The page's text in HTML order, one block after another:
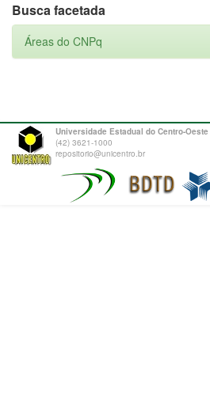
Busca facetada
Áreas do CNPq
Universidade Estadual do Centro-Oeste
(42) 3621-1000
repositorio@unicentro.br